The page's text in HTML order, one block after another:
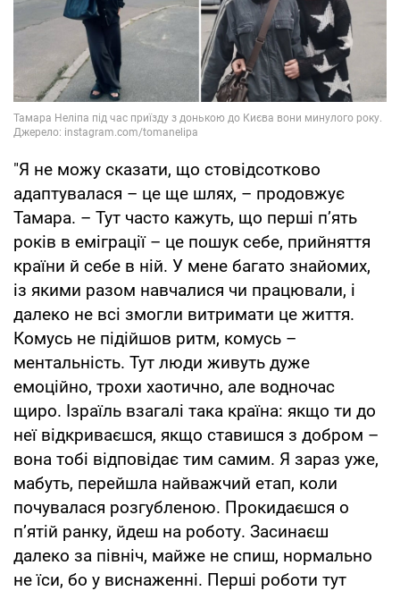
"Я не можу сказати, що стовідсотково
адаптувалася – це ще шлях, – продовжує
Тамара. – Тут часто кажуть, що перші п’ять
років в еміграції – це пошук себе, прийняття
країни й себе в ній. У мене багато знайомих,
із якими разом навчалися чи працювали, і
далеко не всі змогли витримати це життя.
Комусь не підійшов ритм, комусь –
ментальність. Тут люди живуть дуже
емоційно, трохи хаотично, але водночас
щиро. Ізраїль взагалі така країна: якщо ти до
неї відкриваєшся, якщо ставишся з добром –
вона тобі відповідає тим самим. Я зараз уже,
мабуть, перейшла найважчий етап, коли
почувалася розгубленою. Прокидаєшся о
п’ятій ранку, йдеш на роботу. Засинаєш
далеко за північ, майже не спиш, нормально
не їси, бо у виснаженні. Перші роботи тут